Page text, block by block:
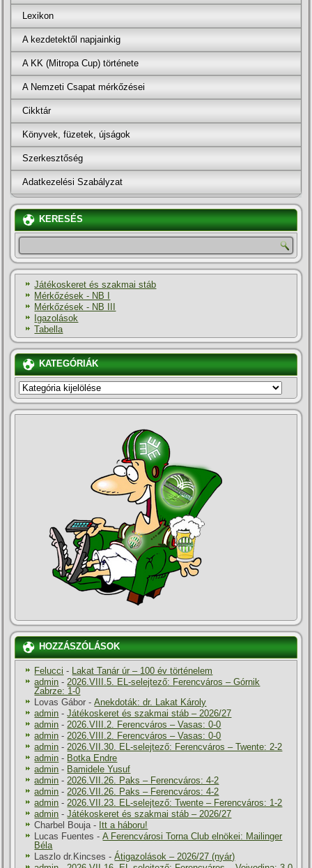
Lexikon
A kezdetektől napjainkig
A KK (Mitropa Cup) története
A Nemzeti Csapat mérkőzései
Cikktár
Könyvek, füzetek, újságok
Szerkesztőség
Adatkezelési Szabályzat
KERESÉS
Játékoskeret és szakmai stáb
Mérkőzések - NB I
Mérkőzések - NB III
Igazolások
Tabella
KATEGÓRIÁK
KATEGÓRIÁK
HOZZÁSZÓLÁSOK
Felucci -
Lakat Tanár úr – 100 év történelem
admin - 2026.VIII.5. EL-selejtező: Ferencváros – Górnik
Zabrze: 1-0
Lovas Gábor -Anekdoták: dr. Lakat Károly
admin -Játékoskeret és szakmai stáb – 2026/27
admin - 2026.VIII.2. Ferencváros – Vasas: 0-0
admin - 2026.VIII.2. Ferencváros – Vasas: 0-0
admin - 2026.VII.30. EL-selejtező: Ferencváros – Twente: 2-2
admin - Botka Endre
admin - Bamidele Yusuf
admin - 2026.VII.26. Paks – Ferencváros: 4-2
admin - 2026.VII.26. Paks – Ferencváros: 4-2
admin - 2026.VII.23. EL-selejtező: Twente – Ferencváros: 1-2
admin -Játékoskeret és szakmai stáb – 2026/27
Charbel Bouja - Itt a háboru!
Lucas Fuentes -A Ferencvárosi Torna Club elnökei: Mailinger
Béla
Laszlo dr.Kincses -Átigazolások – 2026/27 (nyár)